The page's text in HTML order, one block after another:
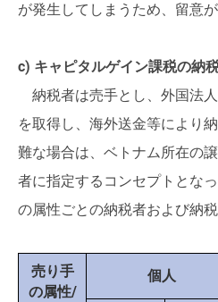
が発生してしまうため、留意が
c) キャピタルゲイン課税の納
納税者は売手とし、外国法
を取得し、海外送金等により
難な場合は、ベトナム所在の
者に指定するコンセプトとな
の属性ごとの納税者および納
売り手
の属性/
個人